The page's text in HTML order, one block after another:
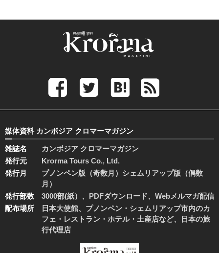
媒体資料 カンボジア クロマーマガジン
雑誌名
カンボジア クロマーマガジン
発行元
Krorma Tours Co., Ltd.
発行月
プノンペン版（奇数月）シェムリアップ版（偶数
月）
発行部数
3000部(紙）、PDFダウンロード、Webメルマガ配信
配布場所
日本大使館、プノンペン・シェムリアップ市内のカ
フェ・レストラン・ホテル・土産店など、日本の旅
行代理店